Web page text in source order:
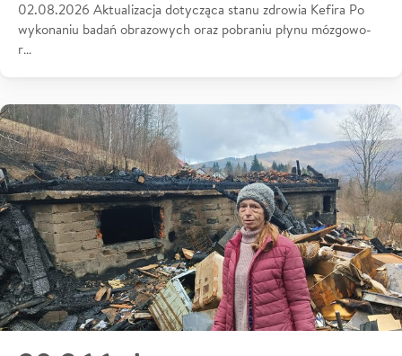
02.08.2026 Aktualizacja dotycząca stanu zdrowia Kefira Po
wykonaniu badań obrazowych oraz pobraniu płynu mózgowo-
r…